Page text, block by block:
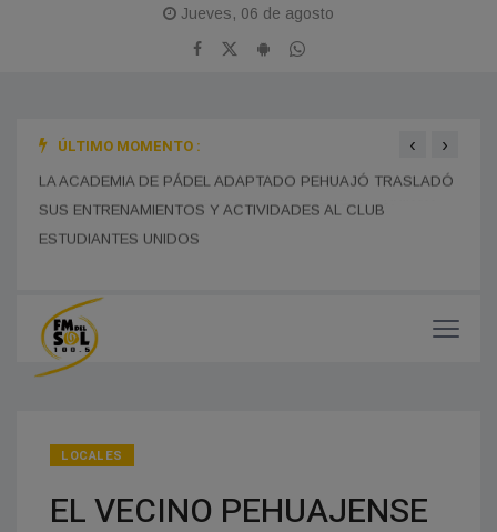
Jueves, 06 de agosto
ÚLTIMO MOMENTO :
ESTUDIANTES UNIDOS
LA ESCUELA NORMAL INSTALÓ CÁMARAS DE SEGURIDAD
EN EL PERÍMETRO EXTERIOR PARA REFORZAR LA
PREVENCIÓN Y EL CUIDADO EDILICIO
‹ ›
LOCALES
EL VECINO PEHUAJENSE